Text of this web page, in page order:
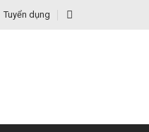
Tuyển dụng